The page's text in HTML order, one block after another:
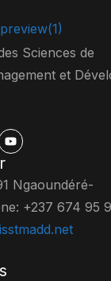
Sciences de
et
Ngaoundéré-
+237 674 95